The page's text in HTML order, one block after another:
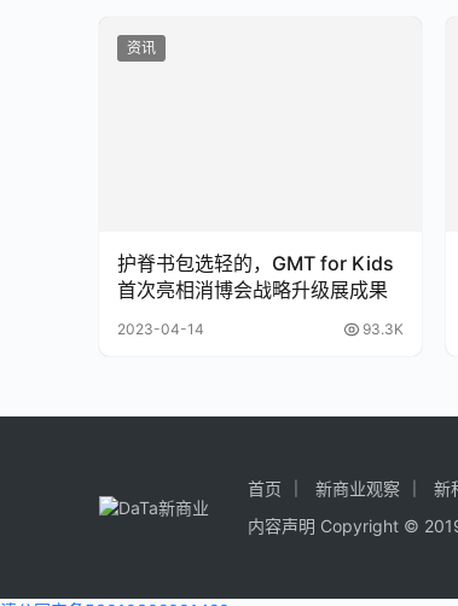
资讯
护脊书包选轻的，GMT for Kids
首次亮相消博会战略升级展成果
2023-04-14 93.3K
首页 新商业观察 新
内容声明 Copyright ©